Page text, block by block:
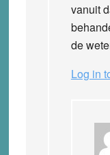
vanuit
de
Log in